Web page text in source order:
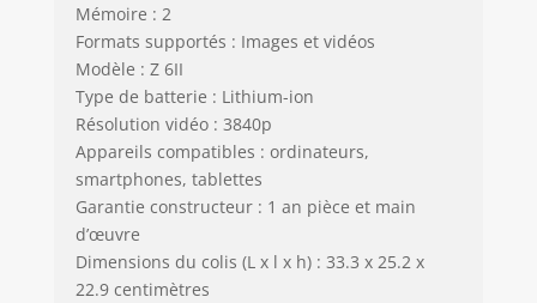
Mémoire : 2
Formats supportés : Images et vidéos
Modèle : Z 6II
Type de batterie : Lithium-ion
Résolution vidéo : 3840p
Appareils compatibles : ordinateurs,
smartphones, tablettes
Garantie constructeur : 1 an pièce et main
d’œuvre
Dimensions du colis (L x l x h) : 33.3 x 25.2 x
22.9 centimètres